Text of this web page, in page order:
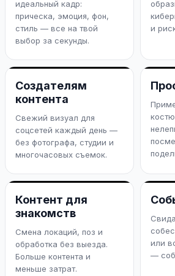
идеальный кадр:
прическа, эмоция, фон,
стиль — все на твой
выбор за секунды.
и
Создателям
контента
Свежий визуал для
соцсетей каждый день —
без фотографа, студии и
многочасовых съемок.
Контент для
знакомств
Смена локаций, поз и
обработка без выезда.
Больше контента и
меньше затрат.
или
—